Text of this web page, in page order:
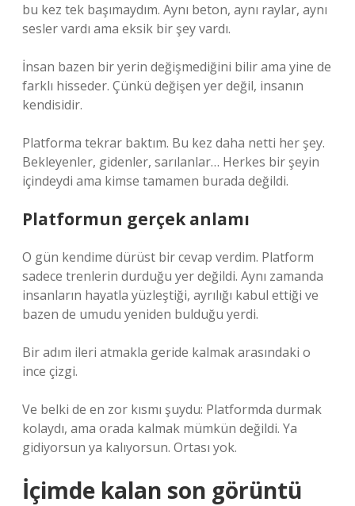
bu kez tek başımaydım. Aynı beton, aynı raylar, aynı
sesler vardı ama eksik bir şey vardı.
İnsan bazen bir yerin değişmediğini bilir ama yine de
farklı hisseder. Çünkü değişen yer değil, insanın
kendisidir.
Platforma tekrar baktım. Bu kez daha netti her şey.
Bekleyenler, gidenler, sarılanlar… Herkes bir şeyin
içindeydi ama kimse tamamen burada değildi.
Platformun gerçek anlamı
O gün kendime dürüst bir cevap verdim. Platform
sadece trenlerin durduğu yer değildi. Aynı zamanda
insanların hayatla yüzleştiği, ayrılığı kabul ettiği ve
bazen de umudu yeniden bulduğu yerdi.
Bir adım ileri atmakla geride kalmak arasındaki o
ince çizgi.
Ve belki de en zor kısmı şuydu: Platformda durmak
kolaydı, ama orada kalmak mümkün değildi. Ya
gidiyorsun ya kalıyorsun. Ortası yok.
İçimde kalan son görüntü